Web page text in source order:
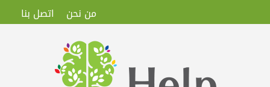
من نحن اتصل بنا